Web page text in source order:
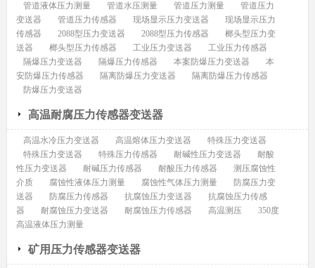
管道液体压力测量 管道水压测量 管道压力测量
管道压力
变送器
管道压力传感器 现场显示压力变送器
现场显示压力
传感器
2088型压力变送器 2088型压力传感器
榔头型压力变
送器
榔头型压力传感器 工业压力变送器
工业压力传感器
隔爆压力变送器
隔爆压力传感器 本案防爆压力变送器
本
安防爆压力传感器
隔离防爆压力变送器
隔离防爆压力传感器
防爆压力变送器
高温耐腐压力传感器变送器
高温水冷压力变送器 高温熔体压力变送器
特殊压力变送器
特殊压力变送器
特殊压力传感器 耐碱性压力变送器
耐酸
性压力变送器
耐碱压力传感器 耐酸压力传感器
测压腐蚀性
介质
腐蚀性液体压力测量 腐蚀性气体压力测量
防腐压力变
送器
防腐压力传感器 抗腐蚀压力变送器
抗腐蚀压力传感
器
耐腐蚀压力变送器 耐腐蚀压力传感器 高温测压
350度
高温液体压力测量
矿用压力传感器变送器